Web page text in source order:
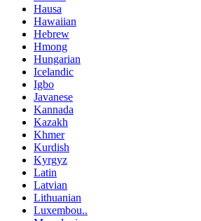
Hausa
Hawaiian
Hebrew
Hmong
Hungarian
Icelandic
Igbo
Javanese
Kannada
Kazakh
Khmer
Kurdish
Kyrgyz
Latin
Latvian
Lithuanian
Luxembou..